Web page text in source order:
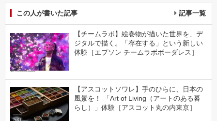
この人が書いた記事 記事一覧
【チームラボ】絵巻物が描いた世界を、デ
ジタルで描く。「存在する」という新しい
体験［エプソン チームラボボーダレス］
【アスコットソワレ】手のひらに、日本の
風景を！ 「Art of Living（アートのある暮
らし）」体験［アスコット丸の内東京］